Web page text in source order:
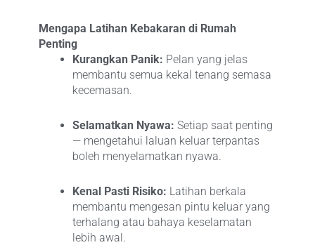
Mengapa Latihan Kebakaran di Rumah
Penting
Kurangkan Panik: Pelan yang jelas
membantu semua kekal tenang semasa
kecemasan.
Selamatkan Nyawa: Setiap saat penting
— mengetahui laluan keluar terpantas
boleh menyelamatkan nyawa.
Kenal Pasti Risiko: Latihan berkala
membantu mengesan pintu keluar yang
terhalang atau bahaya keselamatan
lebih awal.